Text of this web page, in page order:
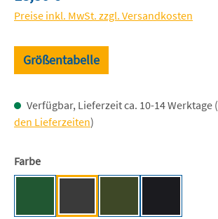
Preise inkl. MwSt. zzgl. Versandkosten
Größentabelle
Verfügbar, Lieferzeit ca. 10-14 Werktage (
den Lieferzeiten)
Farbeauswählen